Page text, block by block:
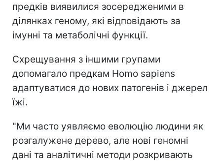
предків виявилися зосередженими в
ділянках геному, які відповідають за
імунні та метаболічні функції.
Схрещування з іншими групами
допомагало предкам Homo sapiens
адаптуватися до нових патогенів і джерел
їжі.
"Ми часто уявляємо еволюцію людини як
розгалужене дерево, але нові геномні
дані та аналітичні методи розкривають